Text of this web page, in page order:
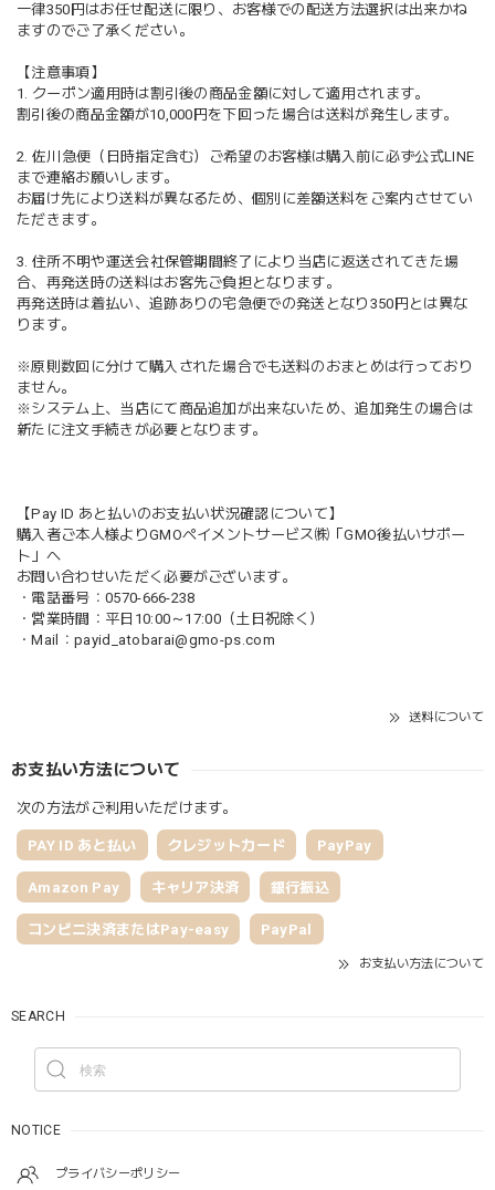
一律350円はお任せ配送に限り、お客様での配送方法選択は出来かね
ますのでご了承ください。
【注意事項】
1. クーポン適用時は割引後の商品金額に対して適用されます。
割引後の商品金額が10,000円を下回った場合は送料が発生します。
2. 佐川急便（日時指定含む）ご希望のお客様は購入前に必ず公式LINE
まで連絡お願いします。
お届け先により送料が異なるため、個別に差額送料をご案内させてい
ただきます。
3. 住所不明や運送会社保管期間終了により当店に返送されてきた場
合、再発送時の送料はお客先ご負担となります。
再発送時は着払い、追跡ありの宅急便での発送となり350円とは異な
ります。
※原則数回に分けて購入された場合でも送料のおまとめは行っており
ません。
※システム上、当店にて商品追加が出来ないため、追加発生の場合は
新たに注文手続きが必要となります。
【Pay ID あと払いのお支払い状況確認について】
購入者ご本人様よりGMOペイメントサービス㈱「GMO後払いサポー
ト」へ
お問い合わせいただく必要がございます。
・電話番号：0570-666-238
・営業時間：平日10:00～17:00（土日祝除く）
・Mail： payid_atobarai@gmo-ps.com
送料について
お支払い方法について
次の方法がご利用いただけます。
PAY ID あと払い クレジットカード PayPay
Amazon Pay キャリア決済 銀行振込
コンビニ決済またはPay-easy PayPal
お支払い方法について
SEARCH
NOTICE
プライバシーポリシー